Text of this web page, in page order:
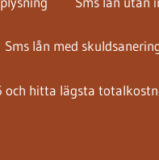
Sms lån med
och hitta lägsta